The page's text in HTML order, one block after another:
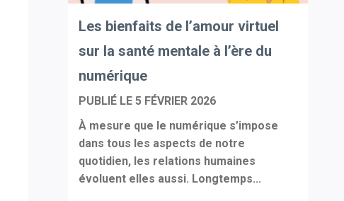
Les bienfaits de l’amour virtuel
sur la santé mentale à l’ère du
numérique
PUBLIÉ LE5 FÉVRIER 2026
À mesure que le numérique s’impose
dans tous les aspects de notre
quotidien, les relations humaines
évoluent elles aussi. Longtemps...